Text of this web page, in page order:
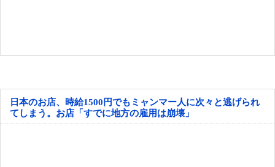
日本のお店、時給1500円でもミャンマー人に次々と逃げられ
てしまう。お店「すでに地方の雇用は崩壊」